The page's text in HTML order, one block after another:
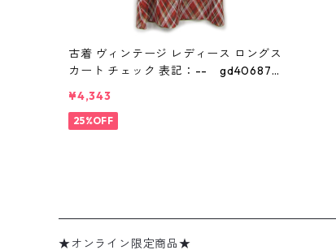
古着 ヴィンテージ レディース ロングス
カート チェック 表記：-- gd406876
¥4,343
25%OFF
★オンライン限定商品★